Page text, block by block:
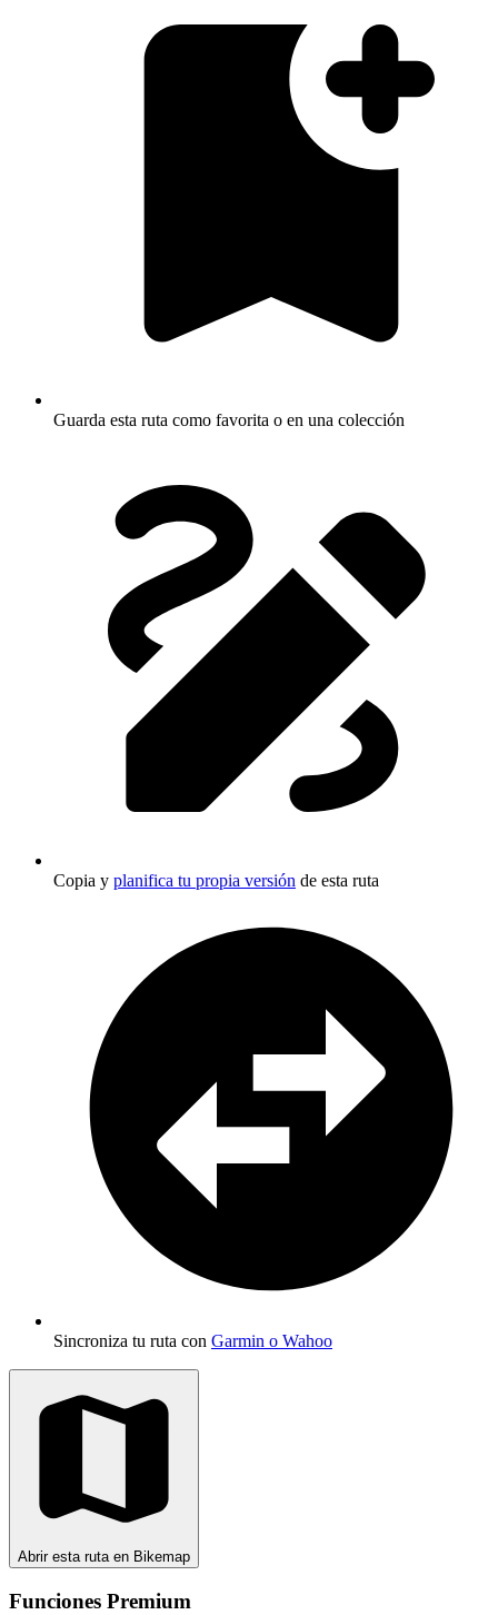
Guarda esta ruta como favorita o en una colección
Copia y planifica tu propia versión de esta ruta
Sincroniza tu ruta con Garmin o Wahoo
Abrir esta ruta en Bikemap
Funciones Premium